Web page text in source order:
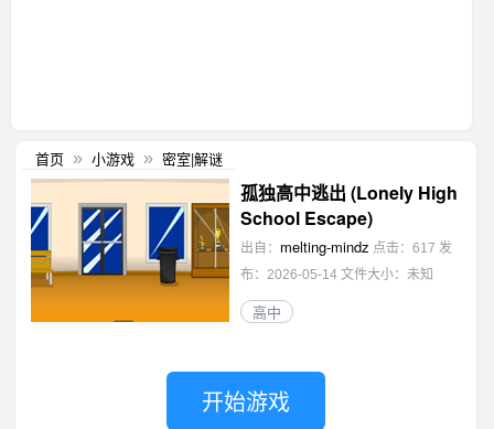
首页 » 小游戏 » 密室|解谜
孤独高中逃出 (Lonely High
School Escape)
出自： melting-mindz 点击：617 发
布：2026-05-14 文件大小：未知
高中
开始游戏